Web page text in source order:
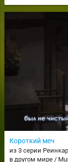
Короткий меч
из 3 серии
в другом мире /